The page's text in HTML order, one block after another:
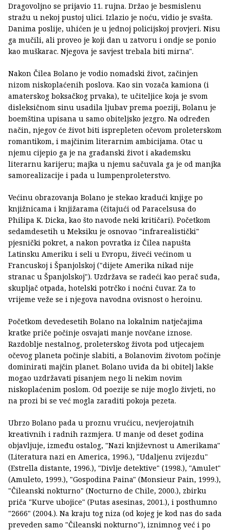
Dragovoljno se prijavio 11. rujna. Držao je besmislenu
stražu u nekoj pustoj ulici. Izlazio je noću, vidio je svašta.
Danima poslije, uhićen je u jednoj policijskoj provjeri. Nisu
ga mučili, ali proveo je koji dan u zatvoru i ondje se ponio
kao muškarac. Njegova je savjest trebala biti mirna".
Nakon Čilea Bolano je vodio nomadski život, začinjen
nizom niskoplaćenih poslova. Kao sin vozača kamiona (i
amaterskog boksačkog prvaka), te učiteljice koja je svom
disleksičnom sinu usadila ljubav prema poeziji, Bolanu je
boemština upisana u samo obiteljsko jezgro. Na određen
način, njegov će život biti isprepleten očevom proleterskom
romantikom, i majčinim literarnim ambicijama. Otac u
njemu cijepio ga je na građanski život i akademsku
literarnu karijeru; majka u njemu sačuvala ga je od manjka
samorealizacije i pada u lumpenproleterstvo.
Većinu obrazovanja Bolano je stekao kradući knjige po
knjižnicama i knjižarama (čitajući od Paracelsusa do
Philipa K. Dicka, kao što navode neki kritičari). Početkom
sedamdesetih u Meksiku je osnovao "infrarealistički"
pjesnički pokret, a nakon povratka iz Čilea napušta
Latinsku Ameriku i seli u Evropu, živeći većinom u
Francuskoj i Španjolskoj ("dijete Amerika nikad nije
stranac u Španjolskoj"). Uzdržava se radeći kao perač suđa,
skupljač otpada, hotelski potrčko i noćni čuvar. Za to
vrijeme veže se i njegova navodna ovisnost o heroinu.
Početkom devedesetih Bolano na lokalnim natječajima
kratke priče počinje osvajati manje novčane iznose.
Razdoblje nestalnog, proleterskog života pod utjecajem
očevog planeta počinje slabiti, a Bolanovim životom počinje
dominirati majčin planet. Bolano uviđa da bi obitelj lakše
mogao uzdržavati pisanjem nego li nekim novim
niskoplaćenim poslom. Od poezije se nije moglo živjeti, no
na prozi bi se već mogla zaraditi pokoja pezeta.
Ubrzo Bolano pada u proznu vrućicu, nevjerojatnih
kreativnih i radnih razmjera. U manje od deset godina
objavljuje, između ostalog, "Nazi književnost u Amerikama"
(Literatura nazi en America, 1996.), "Udaljenu zvijezdu"
(Estrella distante, 1996.), "Divlje detektive" (1998.), "Amulet"
(Amuleto, 1999.), "Gospodina Paina" (Monsieur Pain, 1999.),
"Čileanski nokturno" (Nocturno de Chile, 2000.), zbirku
priča "Kurve ubojice" (Putas asesinas, 2001.), i posthumno
"2666" (2004.). Na kraju tog niza (od kojeg je kod nas do sada
preveden samo "Čileanski nokturno"), iznimnog već i po